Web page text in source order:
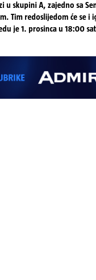
u skupini A, zajedno sa
Tim redoslijedom će se i
je 1. prosinca u 18:00